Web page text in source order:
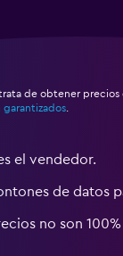
de obtener precios
garantizados
el vendedor.
de datos
no son